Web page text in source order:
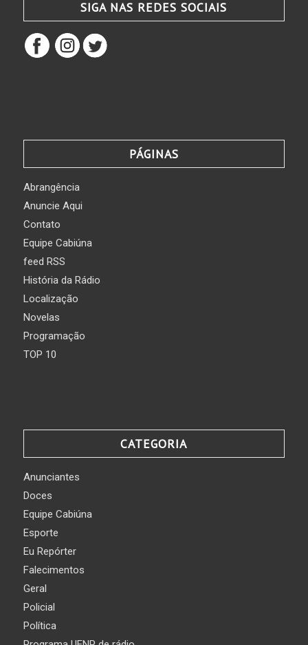
SIGA NAS REDES SOCIAIS
PÁGINAS
Abrangência
Anuncie Aqui
Contato
Equipe Cabiúna
feed RSS
História da Rádio
Localização
Novelas
Programação
TOP 10
CATEGORIA
Anunciantes
Doces
Equipe Cabiúna
Esporte
Eu Repórter
Falecimentos
Geral
Policial
Política